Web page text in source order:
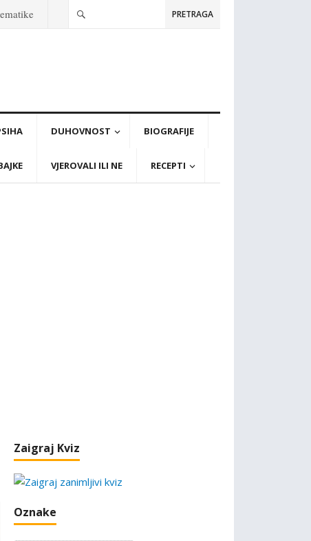
PRETRAGA
DUHOVNOST BIOGRAFIJE
VJEROVALI ILI NE RECEPTI
Zaigraj Kviz
Oznake